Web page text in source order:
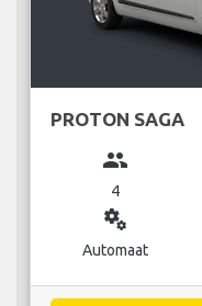
PROTON SAGA
group
4
miscellaneous_services
Automaat